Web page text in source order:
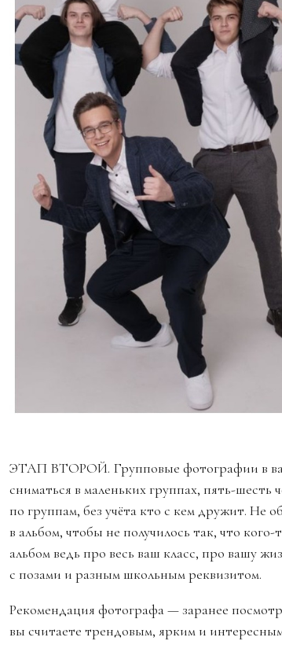
ЭТАП ВТОРОЙ. Групповые фотографии в
сниматься в маленьких группах, пять-шесть
по группам, без учёта кто с кем дружит. Не
в альбом, чтобы не получилось так, что
альбом ведь про весь ваш класс, про вашу
с позами и разным школьным реквизитом.
Рекомендация фотографа — заранее
вы считаете трендовым, ярким и